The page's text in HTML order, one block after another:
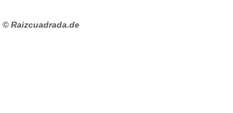
© Raizcuadrada.de